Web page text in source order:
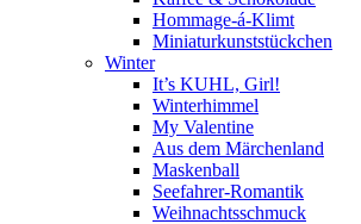
Hommage-á-Klimt
Miniaturkunststückchen
Winter
It’s KUHL, Girl!
Winterhimmel
My Valentine
Aus dem Märchenland
Maskenball
Seefahrer-Romantik
Weihnachtsschmuck